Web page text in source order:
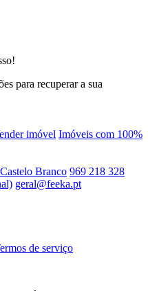
para recuperar a sua
imóvel Imóveis com 100%
Branco 969 218 328
geral@feeka.pt
de serviço